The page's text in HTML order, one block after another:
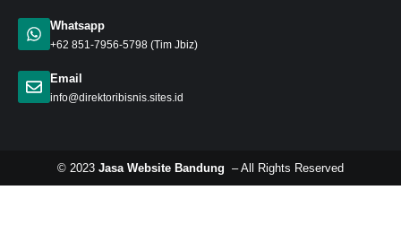
Whatsapp
+62 851-7956-5798 (Tim Jbiz)
Email
info@direktoribisnis.sites.id
© 2023 Jasa Website Bandung – All Rights Reserved